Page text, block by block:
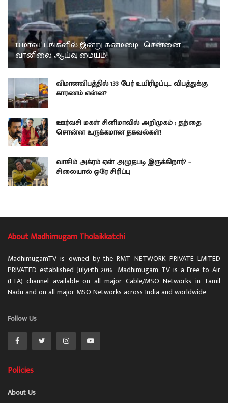
13 மாவட்டங்களில் இன்று கனமழை… சென்னை
வானிலை ஆய்வு மையம்!
விமானவிபத்தில் 133 பேர் உயிரிழப்பு… விபத்துக்கு
காரணம் என்ன?
ஊர்வசி மகள் சினிமாவில் அறிமுகம் ; தந்தை
சொன்ன உருக்கமான தகவல்கள்!
வாசிம் அக்ரம் ஏன் அழுதபடி இருக்கிறார்? –
சிலையால் ஒரே சிரிப்பு
About Madhimugam Tholaikkatchi
MadhimugamTV is owned by the RMT NETWORK PRIVATE LMITED
PRIVATED established July14th 2016. Madhimugam TV is a Free to Air
(FTA) channel available on all major Cable/MSO Networks in Tamil
Nadu and on all major MSO Networks across India and worldwide.
Follow Us
Policies
About Us